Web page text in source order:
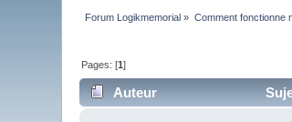
Forum Logikmemorial » Comment fonctionne
Pages: [1]
Auteur